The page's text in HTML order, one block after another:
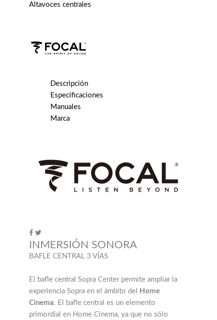
Altavoces centrales
Descripción
Especificaciones
Manuales
Marca
INMERSIÓN SONORA
BAFLE CENTRAL 3 VÍAS
El bafle central Sopra Center permite ampliar la
experiencia Sopra en el ámbito del
Home
Cinema. El bafle central es un elemento
primordial en Home Cinema, ya que no sólo